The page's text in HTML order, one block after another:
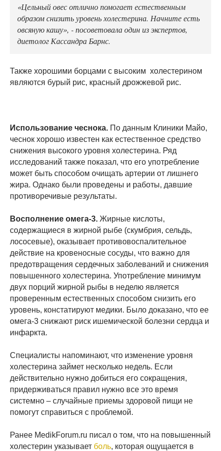
«Цельный овес отлично помогает естественным
образом снизить уровень холестерина. Начните есть
овсяную кашу», - посоветовала один из экспертов,
диетолог Кассандра Барнс.
Также хорошими борцами с высоким холестерином
являются бурый рис, красный дрожжевой рис.
Использование чеснока. По данным Клиники Майо,
чеснок хорошо известен как естественное средство
снижения высокого уровня холестерина. Ряд
исследований также показал, что его употребление
может быть способом очищать артерии от лишнего
жира. Однако были проведены и работы, давшие
противоречивые результаты.
Восполнение омега-3. Жирные кислоты,
содержащиеся в жирной рыбе (скумбрия, сельдь,
лососевые), оказывает противовоспалительное
действие на кровеносные сосуды, что важно для
предотвращения сердечных заболеваний и снижения
повышенного холестерина. Употребление минимум
двух порций жирной рыбы в неделю является
проверенным естественных способом снизить его
уровень, констатируют медики. Было доказано, что ее
омега-3 снижают риск ишемической болезни сердца и
инфаркта.
Специалисты напоминают, что изменение уровня
холестерина займет несколько недель. Если
действительно нужно добиться его сокращения,
придерживаться правил нужно все это время
системно – случайные приемы здоровой пищи не
помогут справиться с проблемой.
Ранее MedikForum.ru писал о том, что на повышенный
холестерин указывает боль, которая ощущается в